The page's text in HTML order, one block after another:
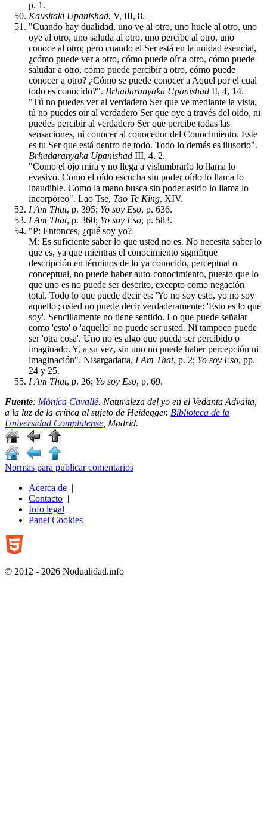
p. 1.
Kausitaki Upanishad, V, III, 8.
"Cuando hay dualidad, uno ve al otro, uno huele al otro, uno
oye al otro, uno saluda al otro, uno percibe al otro, uno
conoce al otro; pero cuando el Ser está en la unidad esencial,
¿cómo puede ver a otro, cómo puede oír a otro, cómo puede
saludar a otro, cómo puede percibir a otro, cómo puede
conocer a otro? ¿Cómo se puede conocer a Aquel por el cual
todo es conocido?". Brhadaranyaka Upanishad II, 4, 14.
"Tú no puedes ver al verdadero Ser que ve mediante la vista,
tú no puedes oír al verdadero Ser que oye a través del oído, ni
puedes percibir al verdadero Ser que percibe todas las
sensaciones, ni conocer al conocedor del Conocimiento. Este
es tu Ser que está dentro de todo. Todo lo demás es ilusorio".
Brhadaranyaka Upanishad III, 4, 2.
"Como el ojo mira y no llega a vislumbrarlo lo llama lo
evasivo. Como el oído escucha sin poder oírlo lo llama lo
inaudible. Como la mano busca sin poder asirlo lo llama lo
incorpóreo". Lao Tse, Tao Te King, XIV.
I Am That, p. 395; Yo soy Eso, p. 636.
I Am That, p. 360; Yo soy Eso, p. 583.
"P: Entonces, ¿qué soy yo?
M: Es suficiente saber lo que usted no es. No necesita saber lo
que es, ya que mientras el conocimiento signifique
descripción en términos de lo ya conocido, perceptual o
conceptual, no puede haber auto-conocimiento, puesto que lo
que uno es no puede ser descrito, excepto como negación
total. Todo lo que puede decir es: 'Yo no soy esto, yo no soy
aquello'; usted no puede decir verdaderamente: 'Esto es lo que
soy'. Sencillamente no tiene sentido. Lo que puede señalar
como 'esto' o 'aquello' no puede ser usted. Ni tampoco puede
ser 'otra cosa'. Uno no es algo que pueda ser percibido o
imaginado. Y, a su vez, sin uno no puede haber percepción ni
imaginación". Nisargadatta, I Am That, p. 2; Yo soy Eso, pp.
24 y 25.
I Am That, p. 26; Yo soy Eso, p. 69.
Fuente: Mónica Cavallé. Naturaleza del yo en el Vedanta Advaita,
a la luz de la crítica al sujeto de Heidegger. Biblioteca de la
Universidad Complutense , Madrid.
Normas para publicar comentarios
Acerca de |
Contacto |
Info legal |
Panel Cookies
© 2012 - 2026 Nodualidad.info